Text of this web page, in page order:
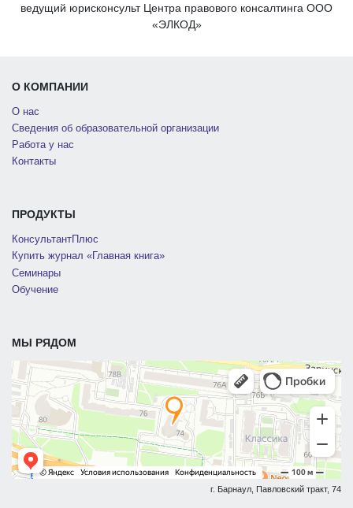
ведущий юрисконсульт Центра правового консалтинга ООО
«ЭЛКОД»
О КОМПАНИИ
О нас
Сведения об образовательной организации
Работа у нас
Контакты
ПРОДУКТЫ
КонсультантПлюс
Купить журнал «Главная книга»
Семинары
Обучение
МЫ РЯДОМ
г. Барнаул, Павловский тракт, 74